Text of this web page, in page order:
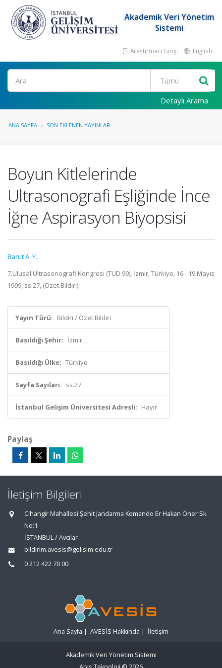
Akademik Veri Yönetim
Sistemi
Araştırmacı Girişi English
Ara
Detaylı Arama
ANA SAYFA SON EKLENEN YAYINLAR
Boyun Kitlelerinde
Ultrasonografi Eşliğinde İnce
İğne Aspirasyon Biyopsisi
Barut A. Y.
7.Ulusal Ultrasonografi Kongresi (TUD 99), İzmir, Türkiye, 16 - 19 Mayıs
1999, ss.27, (Özet Bildiri)
Yayın Türü: Bildiri / Özet Bildiri
Basıldığı Şehir: İzmir
Basıldığı Ülke: Türkiye
Sayfa Sayıları: ss.27
İstanbul Gelişim Üniversitesi Adresli: Hayır
Paylaş
İletişim Bilgileri
Cihangir Mahallesi Şehit Jandarma Komando Er Hakan Öner Sk.
No:1
İSTANBUL / Avcılar
bildirim.avesis@gelisim.edu.tr
0 212 422 70 00
Ana Sayfa | AVESİS Hakkında | İletişim
Akademik Veri Yönetim Sistemi